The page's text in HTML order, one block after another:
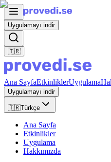
Uygulamayı indir
🇹🇷
Ana SayfaEtkinliklerUygulama
Uygulamayı indir
🇹🇷Türkçe
Ana Sayfa
Etkinlikler
Uygulama
Hakkımızda